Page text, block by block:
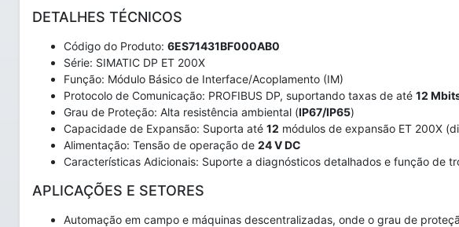
DETALHES TÉCNICOS
Código do Produto: 6ES71431BF000AB0
Série: SIMATIC DP ET 200X
Função: Módulo Básico de Interface/Acoplamento (IM)
Protocolo de Comunicação: PROFIBUS DP, suportando taxas de até 12
Grau de Proteção: Alta resistência ambiental (IP67/IP65)
Capacidade de Expansão: Suporta até 12 módulos de expansão ET 200X
Alimentação: Tensão de operação de 24 V DC
Características Adicionais: Suporte a diagnósticos detalhados e função de
APLICAÇÕES E SETORES
Automação em campo e máquinas descentralizadas, onde o grau de